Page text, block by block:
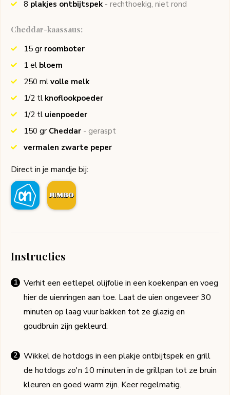
8 plakjes ontbijtspek - rechthoekig, niet rond
Cheddar-kaassaus:
15 gr roomboter
1 el bloem
250 ml volle melk
1/2 tl knoflookpoeder
1/2 tl uienpoeder
150 gr Cheddar - geraspt
vermalen zwarte peper
Direct in je mandje bij:
Instructies
Verhit een eetlepel olijfolie in een koekenpan en voeg
hier de uienringen aan toe. Laat de uien ongeveer 30
minuten op laag vuur bakken tot ze glazig en
goudbruin zijn gekleurd.
Wikkel de hotdogs in een plakje ontbijtspek en grill
de hotdogs zo'n 10 minuten in de grillpan tot ze bruin
kleuren en goed warm zijn. Keer regelmatig.